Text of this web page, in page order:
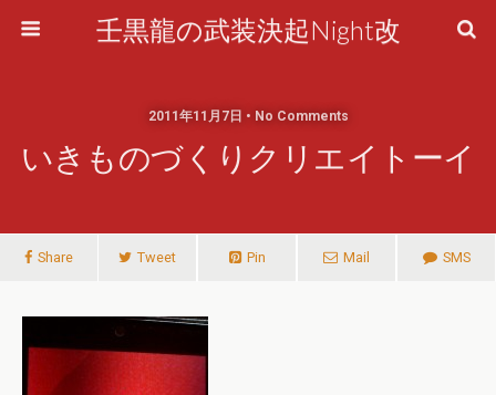
壬黒龍の武装決起Night改
2011年11月7日 • No Comments
いきものづくりクリエイトーイ
Share Tweet Pin Mail SMS